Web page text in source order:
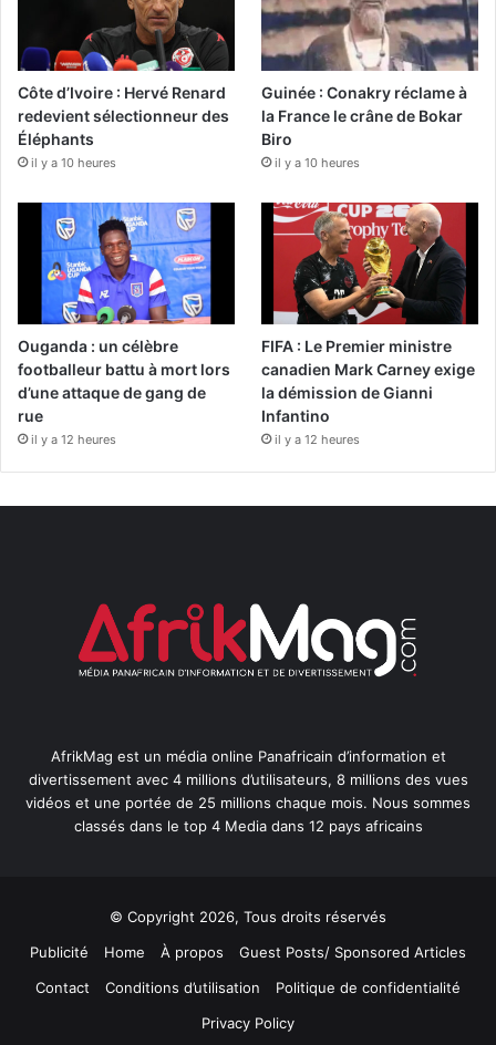
Côte d’Ivoire : Hervé Renard
redevient sélectionneur des
Éléphants
il y a 10 heures
Guinée : Conakry réclame à
la France le crâne de Bokar
Biro
il y a 10 heures
Ouganda : un célèbre
footballeur battu à mort lors
d’une attaque de gang de
rue
il y a 12 heures
FIFA : Le Premier ministre
canadien Mark Carney exige
la démission de Gianni
Infantino
il y a 12 heures
AfrikMag est un média online Panafricain d’information et
divertissement avec 4 millions d’utilisateurs, 8 millions des vues
vidéos et une portée de 25 millions chaque mois. Nous sommes
classés dans le top 4 Media dans 12 pays africains
© Copyright 2026, Tous droits réservés
Publicité
Home À propos
Guest Posts/ Sponsored Articles
Contact
Conditions d’utilisation
Politique de confidentialité
Privacy Policy